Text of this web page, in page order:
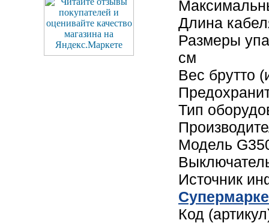
Длина
Размеры
см
Вес брутто
Тип
Модель
Источник
Код